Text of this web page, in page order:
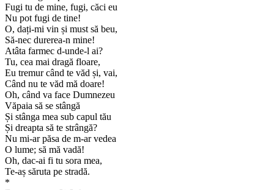
Fugi tu de mine, fugi, căci eu
Nu pot fugi de tine!
O, dați-mi vin și must să beu,
Să-nec durerea-n mine!
Atâta farmec d-unde-l ai?
Tu, cea mai dragă floare,
Eu tremur când te văd și, vai,
Când nu te văd mă doare!
Oh, când va face Dumnezeu
Văpaia să se stângă
Și stânga mea sub capul tău
Și dreapta să te strângă?
Nu mi-ar păsa de m-ar vedea
O lume; să mă vadă!
Oh, dac-ai fi tu sora mea,
Te-aș săruta pe stradă.
*